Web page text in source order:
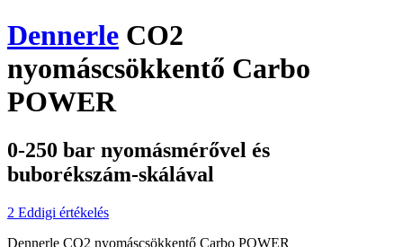
Dennerle CO2
nyomáscsökkentő Carbo
POWER
0-250 bar nyomásmérővel és
buborékszám-skálával
2 Eddigi értékelés
Dennerle CO2 nyomáscsökkentő Carbo POWER